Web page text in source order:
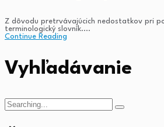
Z dôvodu pretrvávajúcich nedostatkov pri
terminologický slovník....
Continue Reading
Vyhľadávanie
Search
for: